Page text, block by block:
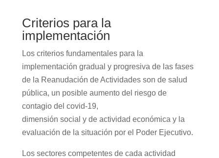
Criterios para la
implementación
Los criterios fundamentales para la
implementación gradual y progresiva de las fases
de la Reanudación de Actividades son de salud
pública, un posible aumento del riesgo de
contagio del covid-19,
dimensión social y de actividad económica y la
evaluación de la situación por el Poder Ejecutivo.
Los sectores competentes de cada actividad